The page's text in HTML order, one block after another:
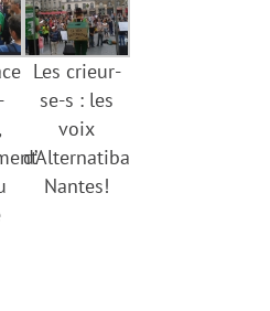
Les crieur-
se-s : les
voix
d’Alternatiba
Nantes!